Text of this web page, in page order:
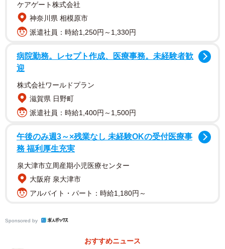
ケアゲート株式会社
神奈川県 相模原市
派遣社員：時給1,250円～1,330円
病院勤務。レセプト作成、医療事務。未経験者歓
迎
株式会社ワールドプラン
滋賀県 日野町
派遣社員：時給1,400円～1,500円
午後のみ週3～×残業なし 未経験OKの受付医療事
務 福利厚生充実
泉大津市立周産期小児医療センター
大阪府 泉大津市
アルバイト・パート：時給1,180円～
Sponsored by
おすすめニュース